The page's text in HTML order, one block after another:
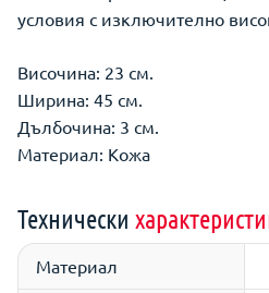
условия с изключително
Височина: 23 см.
Ширина: 45 см.
Дълбочина: 3 см.
Материал: Кожа
Технически
Материал